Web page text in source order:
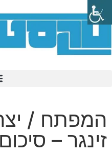
המפתח /
זינגר –